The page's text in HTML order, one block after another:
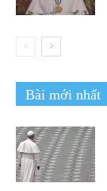
Bài mới nhất